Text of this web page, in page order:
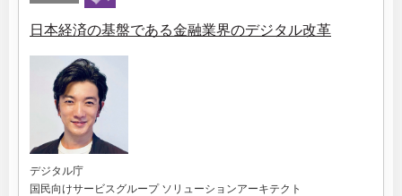
日本経済の基盤である金融業界のデジタル改革
デジタル庁
国民向けサービスグループ ソリューションアーキテクト